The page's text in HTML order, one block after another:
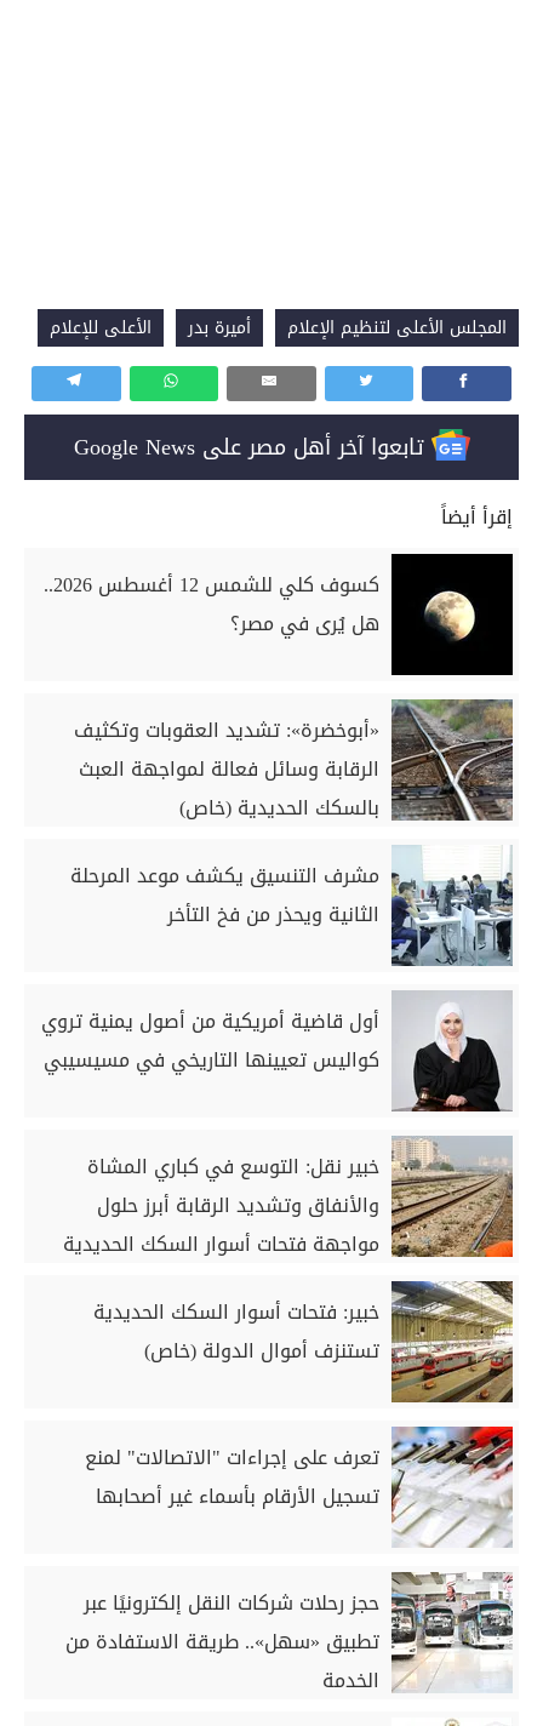
المجلس الأعلى لتنظيم الإعلام أميرة بدر الأعلى للإعلام
تابعوا آخر أهل مصر على Google News
إقرأ أيضاً
كسوف كلي للشمس 12 أغسطس 2026..
هل يُرى في مصر؟
«أبوخضرة»: تشديد العقوبات وتكثيف
الرقابة وسائل فعالة لمواجهة العبث
بالسكك الحديدية (خاص)
مشرف التنسيق يكشف موعد المرحلة
الثانية ويحذر من فخ التأخر
أول قاضية أمريكية من أصول يمنية تروي
كواليس تعيينها التاريخي في مسيسيبي
خبير نقل: التوسع في كباري المشاة
والأنفاق وتشديد الرقابة أبرز حلول
مواجهة فتحات أسوار السكك الحديدية
خبير: فتحات أسوار السكك الحديدية
تستنزف أموال الدولة (خاص)
تعرف على إجراءات "الاتصالات" لمنع
تسجيل الأرقام بأسماء غير أصحابها
حجز رحلات شركات النقل إلكترونيًا عبر
تطبيق «سهل».. طريقة الاستفادة من
الخدمة